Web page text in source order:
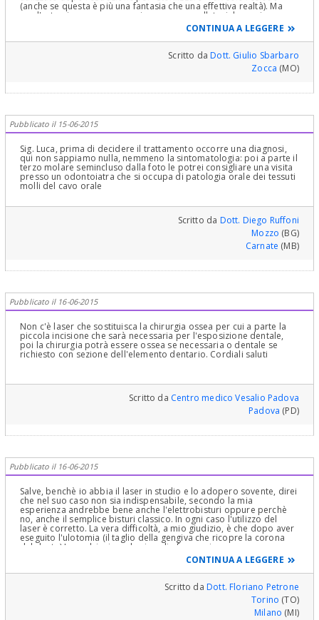
(anche se questa è più una fantasia che una effettiva realtà). Ma
per l'estrazione vera e propria servono: scollatori, leve, pinze,
frese ossivore ed eventualmente strumenti chirurgici sonici
(sonosurgery) o piezo-elettrici (piezosurgery).CONTINUA A LEGGERE
Scritto daDott. Giulio Sbarbaro
Zocca (MO)
Pubblicato il 15-06-2015
Sig. Luca, prima di decidere il trattamento occorre una diagnosi,
qui non sappiamo nulla, nemmeno la sintomatologia: poi a parte il
terzo molare semincluso dalla foto le potrei consigliare una visita
presso un odontoiatra che si occupa di patologia orale dei tessuti
molli del cavo orale
Scritto da Dott. Diego Ruffoni
Mozzo (BG)
Carnate (MB)
Pubblicato il 16-06-2015
Non c'è laser che sostituisca la chirurgia ossea per cui a parte la
piccola incisione che sarà necessaria per l'esposizione dentale,
poi la chirurgia potrà essere ossea se necessaria o dentale se
richiesto con sezione dell'elemento dentario. Cordiali saluti
Scritto da Centro medico Vesalio Padova
Padova (PD)
Pubblicato il 16-06-2015
Salve, benchè io abbia il laser in studio e lo adopero sovente, direi
che nel suo caso non sia indispensabile, secondo la mia
esperienza andrebbe bene anche l'elettrobisturi oppure perchè
no, anche il semplice bisturi classico. In ogni caso l'utilizzo del
laser è corretto. La vera difficoltà, a mio giudizio, è che dopo aver
eseguito l'ulotomia (il taglio della gengiva che ricopre la corona
del dente) In qualsiasi modo si voglia fare, poi occorre una mano
esperta che sappia, con la minore invasività possibile , togliere il
dente, ed allora , ma non per essere polemico, in tema di
innovazione, se si inizia con il laser perchè non usare poi anche la
piezo surgery? Ma...non si preoccupi con una buona mano basta
una leva ed una pinza ....non serve altro!!!
CONTINUA A LEGGERE
Scritto daDott. Floriano Petrone
Torino (TO)
Milano (MI)